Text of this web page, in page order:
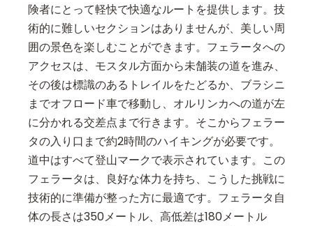
険者にとって軽快で快適なルートを提供します。技
術的に難しいセクションはありませんが、美しい周
囲の景色を楽しむことができます。フェラータへの
アクセスは、モスタル方面から未舗装の道を進み、
その後は標識のあるトレイルをたどるか、ブラシニ
までオフロード車で移動し、オルリンカへの道が左
に分かれる交差点まで行きます。そこからフェラー
タの入り口まで約2時間のハイキングが必要です。
道中はすべて登山マークで表示されています。この
フェラータは、良好な体力を持ち、こうした挑戦に
技術的に準備が整った方に最適です。フェラータ自
体の長さは350メートル、高低差は180メートル